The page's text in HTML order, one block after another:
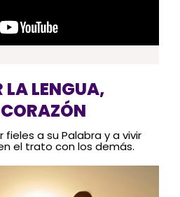
LENGUA,
a su Palabra y a vivir
el trato con los demás.